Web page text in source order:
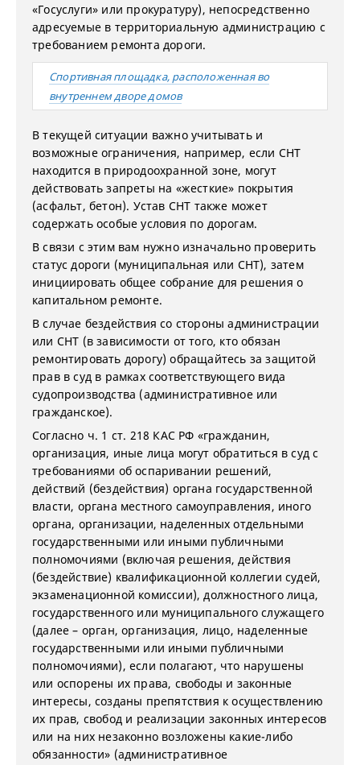
«Госуслуги» или прокуратуру), непосредственно
адресуемые в территориальную администрацию с
требованием ремонта дороги.
Спортивная площадка, расположенная во
внутреннем дворе домов
В текущей ситуации важно учитывать и
возможные ограничения, например, если СНТ
находится в природоохранной зоне, могут
действовать запреты на «жесткие» покрытия
(асфальт, бетон). Устав СНТ также может
содержать особые условия по дорогам.
В связи с этим вам нужно изначально проверить
статус дороги (муниципальная или СНТ), затем
инициировать общее собрание для решения о
капитальном ремонте.
В случае бездействия со стороны администрации
или СНТ (в зависимости от того, кто обязан
ремонтировать дорогу) обращайтесь за защитой
прав в суд в рамках соответствующего вида
судопроизводства (административное или
гражданское).
Согласно ч. 1 ст. 218 КАС РФ «гражданин,
организация, иные лица могут обратиться в суд с
требованиями об оспаривании решений,
действий (бездействия) органа государственной
власти, органа местного самоуправления, иного
органа, организации, наделенных отдельными
государственными или иными публичными
полномочиями (включая решения, действия
(бездействие) квалификационной коллегии судей,
экзаменационной комиссии), должностного лица,
государственного или муниципального служащего
(далее – орган, организация, лицо, наделенные
государственными или иными публичными
полномочиями), если полагают, что нарушены
или оспорены их права, свободы и законные
интересы, созданы препятствия к осуществлению
их прав, свобод и реализации законных интересов
или на них незаконно возложены какие-либо
обязанности» (административное